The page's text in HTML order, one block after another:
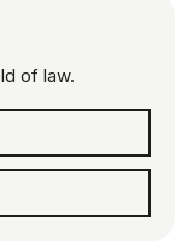
of law.